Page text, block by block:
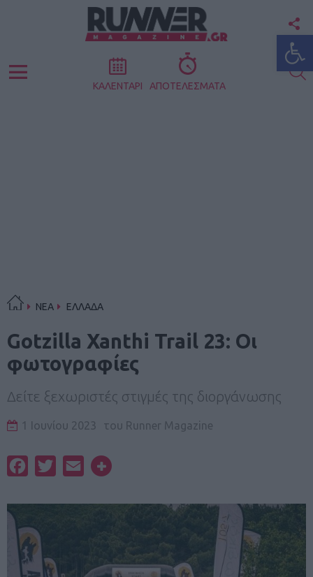
Menu ΚΑΛΕΝΤΑΡΙ ΑΠΟΤΕΛΕΣΜΑΤΑ
ΝΕΑ ΕΛΛΑΔΑ
Gotzilla Xanthi Trail 23: Oι
φωτογραφίες
Δείτε ξεχωριστές στιγμές της διοργάνωσης
1 Ιουνίου 2023 του Runner Magazine
FacebookTwitterEmail